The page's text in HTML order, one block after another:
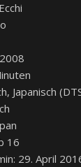
Japanisch
16
29. April